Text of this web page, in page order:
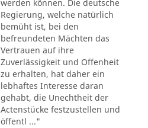
werden können. Die deutsche
Regierung, welche natürlich
bemüht ist, bei den
befreundeten Mächten das
Vertrauen auf ihre
Zuverlässigkeit und Offenheit
zu erhalten, hat daher ein
lebhaftes Interesse daran
gehabt, die Unechtheit der
Actenstücke festzustellen und
öffentl ..."